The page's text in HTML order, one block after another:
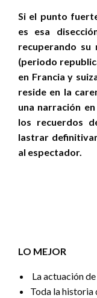
Si el punto
es esa
recuperando su
(periodo
en Francia y
reside en la
una narración
los recuerdos
lastrar
al espectador.
LO MEJOR
La actuación
Toda la historia